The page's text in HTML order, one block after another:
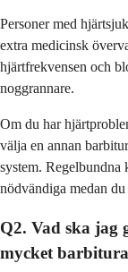
Personer med
extra medicinsk
hjärtfrekvensen och
noggrannare.
Om du har
välja en annan
system.
nödvändiga medan du
Q2. Vad ska jag
mycket